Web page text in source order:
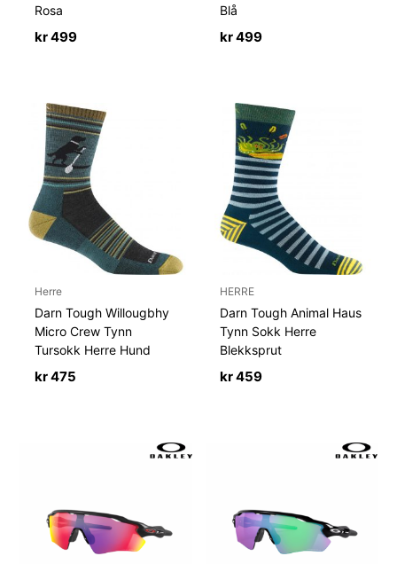
Rosa
kr499
Blå
kr499
Herre
Darn Tough Willougbhy
Micro Crew Tynn
Tursokk Herre Hund
kr475
HERRE
Darn Tough Animal Haus
Tynn Sokk Herre
Blekksprut
kr459